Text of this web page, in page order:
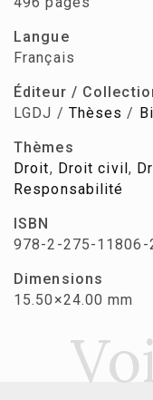
Langue
Français
Éditeur /
LGDJ / Thèses /
Thèmes
Droit, Droit civil ,
Responsabilité
ISBN
978-2-275-11806-
Dimensions
15.50×24.00 mm